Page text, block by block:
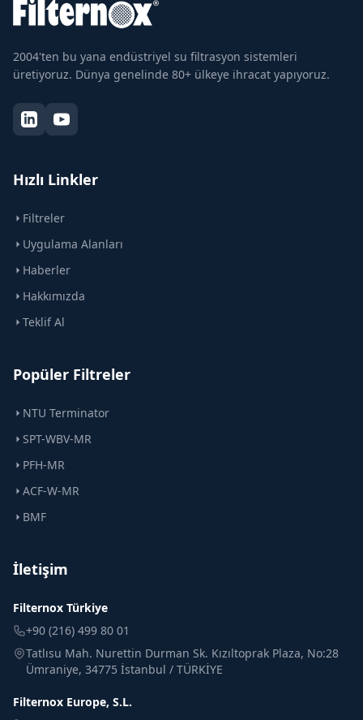
2004'ten bu yana endüstriyel su filtrasyon sistemleri
üretiyoruz. Dünya genelinde 80+ ülkeye ihracat yapıyoruz.
Hızlı Linkler
Filtreler
Uygulama Alanları
Haberler
Hakkımızda
Teklif Al
Popüler Filtreler
NTU Terminator
SPT-WBV-MR
PFH-MR
ACF-W-MR
BMF
İletişim
Filternox Türkiye
+90 (216) 499 80 01
Tatlısu Mah. Nurettin Durman Sk. Kızıltoprak Plaza, No:28
Ümraniye, 34775 İstanbul / TÜRKİYE
Filternox Europe, S.L.